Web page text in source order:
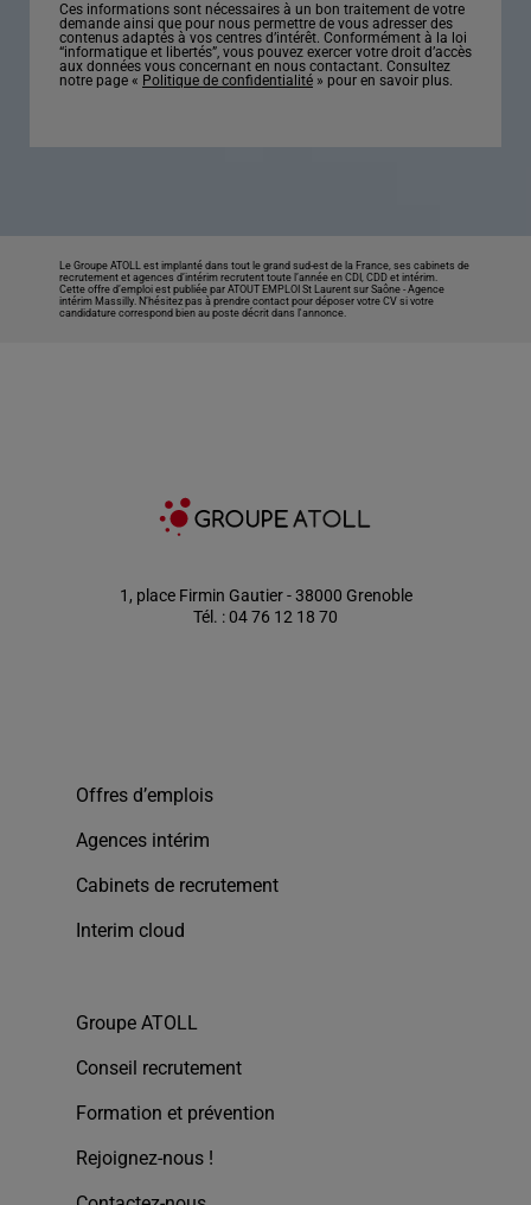
Ces informations sont nécessaires à un bon traitement de votre
demande ainsi que pour nous permettre de vous adresser des
contenus adaptés à vos centres d’intérêt. Conformément à la loi
“informatique et libertés”, vous pouvez exercer votre droit d’accès
aux données vous concernant en nous contactant. Consultez
notre page « Politique de confidentialité » pour en savoir plus.
Le Groupe ATOLL est implanté dans tout le grand sud-est de la France, ses cabinets de
recrutement et agences d’intérim recrutent toute l’année en CDI, CDD et intérim.
Cette offre d’emploi est publiée par ATOUT EMPLOI St Laurent sur Saône -Agence
intérim Massilly. N’hésitez pas à prendre contact pour déposer votre CV si votre
candidature correspond bien au poste décrit dans l'annonce.
1, place Firmin Gautier - 38000 Grenoble
Tél. : 04 76 12 18 70
Offres d’emplois
Agences intérim
Cabinets de recrutement
Interim cloud
Groupe ATOLL
Conseil recrutement
Formation et prévention
Rejoignez-nous !